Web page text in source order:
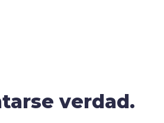
verdad.